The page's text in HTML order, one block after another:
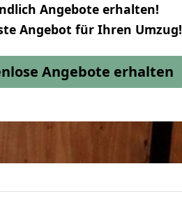
Angebote erhalten!
Angebot für Ihren Umzug!
Angebote erhalten